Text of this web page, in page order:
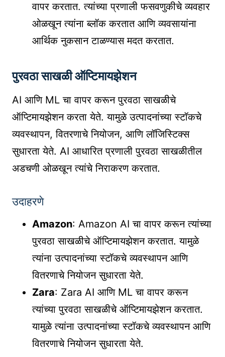
वापर करतात. त्यांच्या प्रणाली फसवणुकीचे व्यवहार
ओळखून त्यांना ब्लॉक करतात आणि व्यवसायांना
आर्थिक नुकसान टाळण्यास मदत करतात.
पुरवठा साखळी ऑप्टिमायझेशन
AI आणि ML चा वापर करून पुरवठा साखळीचे
ऑप्टिमायझेशन करता येते. यामुळे उत्पादनांच्या स्टॉकचे
व्यवस्थापन, वितरणाचे नियोजन, आणि लॉजिस्टिक्स
सुधारता येते. AI आधारित प्रणाली पुरवठा साखळीतील
अडचणी ओळखून त्यांचे निराकरण करतात.
उदाहरणे
Amazon: Amazon AI चा वापर करून त्यांच्या
पुरवठा साखळीचे ऑप्टिमायझेशन करतात. यामुळे
त्यांना उत्पादनांच्या स्टॉकचे व्यवस्थापन आणि
वितरणाचे नियोजन सुधारता येते.
Zara: Zara AI आणि ML चा वापर करून
त्यांच्या पुरवठा साखळीचे ऑप्टिमायझेशन करतात.
यामुळे त्यांना उत्पादनांच्या स्टॉकचे व्यवस्थापन आणि
वितरणाचे नियोजन सुधारता येते.